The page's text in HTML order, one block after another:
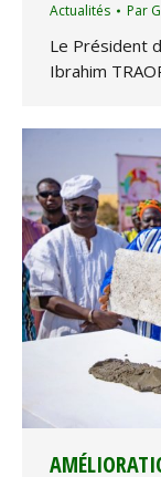
Actualités Par
Le Président
Ibrahim